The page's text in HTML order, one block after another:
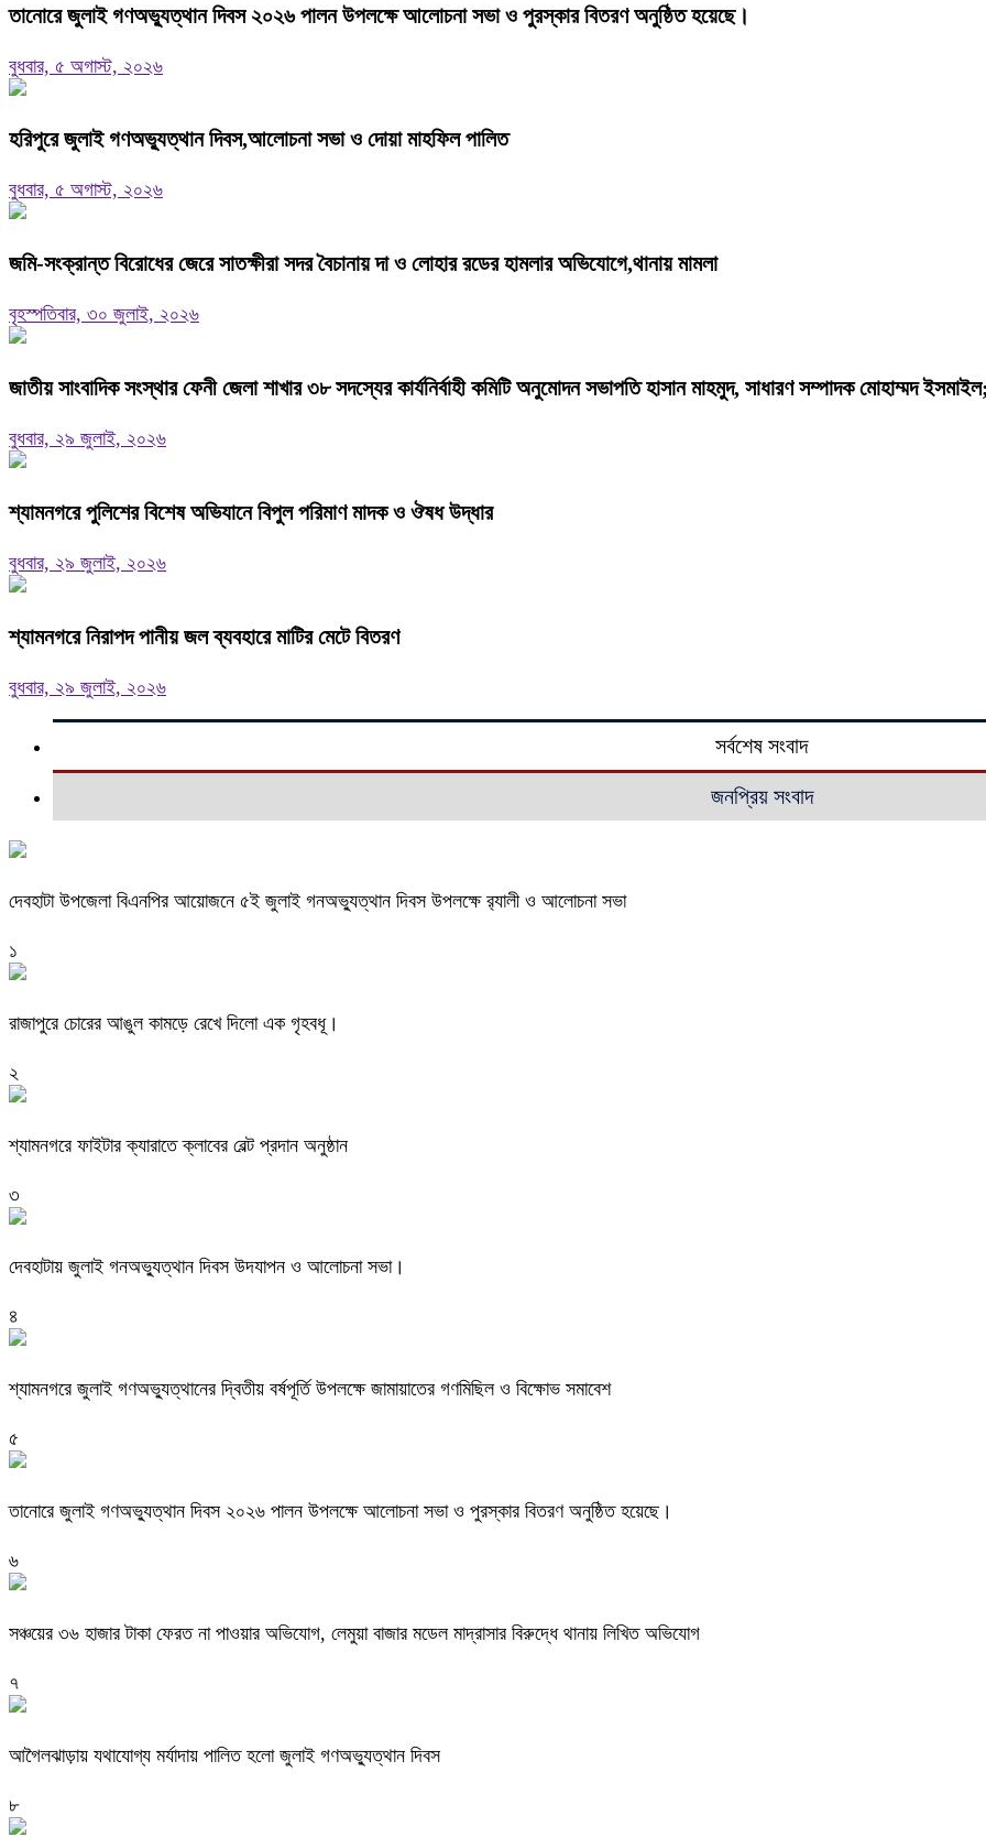
তানোরে জুলাই গণঅভ্যুত্থান দিবস ২০২৬ পালন উপলক্ষে আলোচনা সভা ও পুরস্কার বিতরণ অনুষ্ঠিত হয়েছে।
বুধবার, ৫ অগাস্ট, ২০২৬
হরিপুরে জুলাই গণঅভ্যুত্থান দিবস,আলোচনা সভা ও দোয়া মাহফিল পালিত ‎
বুধবার, ৫ অগাস্ট, ২০২৬
জমি-সংক্রান্ত বিরোধের জেরে সাতক্ষীরা সদর বৈচানায় দা ও লোহার রডের হামলার অভিযোগে,থানায় মামলা
বৃহস্পতিবার, ৩০ জুলাই, ২০২৬
জাতীয় সাংবাদিক সংস্থার ফেনী জেলা শাখার ৩৮ সদস্যের কার্যনির্বাহী কমিটি অনুমোদন সভাপতি হাসান মাহমুদ, সাধারণ সম্পাদক মোহাম্মদ
বুধবার, ২৯ জুলাই, ২০২৬
শ্যামনগরে পুলিশের বিশেষ অভিযানে বিপুল পরিমাণ মাদক ও ঔষধ উদ্ধার
বুধবার, ২৯ জুলাই, ২০২৬
শ্যামনগরে নিরাপদ পানীয় জল ব্যবহারে মাটির মেটে বিতরণ
বুধবার, ২৯ জুলাই, ২০২৬
সর্বশেষ সংবাদ
জনপ্রিয় সংবাদ
দেবহাটা উপজেলা বিএনপির আয়োজনে ৫ই জুলাই গনঅভ্যুত্থান দিবস উপলক্ষে র‍্যালী ও আলোচনা সভা
১
রাজাপুরে চোরের আঙুল কামড়ে রেখে দিলো এক গৃহবধূ।
২
শ্যামনগরে ফাইটার ক্যারাতে ক্লাবের বেল্ট প্রদান অনুষ্ঠান
৩
দেবহাটায় জুলাই গনঅভ্যুত্থান দিবস উদযাপন ও আলোচনা সভা।
৪
শ্যামনগরে জুলাই গণঅভ্যুত্থানের দ্বিতীয় বর্ষপূর্তি উপলক্ষে জামায়াতের গণমিছিল ও বিক্ষোভ সমাবেশ
৫
তানোরে জুলাই গণঅভ্যুত্থান দিবস ২০২৬ পালন উপলক্ষে আলোচনা সভা ও পুরস্কার বিতরণ অনুষ্ঠিত হয়েছে।
৬
সঞ্চয়ের ৩৬ হাজার টাকা ফেরত না পাওয়ার অভিযোগ, লেমুয়া বাজার মডেল মাদ্রাসার বিরুদ্ধে থানায় লিখিত অভিযোগ
৭
আগৈলঝাড়ায় যথাযোগ্য মর্যাদায় পালিত হলো জুলাই গণঅভ্যুত্থান দিবস
৮